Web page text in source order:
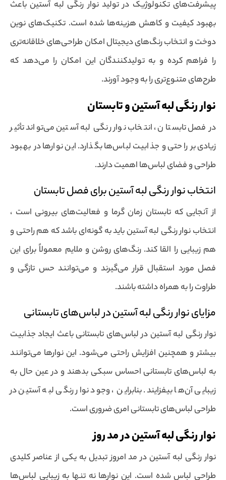
پیشرفت‌های تکنولوژیک در تولید نوار رنگی لبه آستین باعث
بهبود کیفیت و کاهش هزینه‌ها شده است. تکنیک‌های نوین
دوخت و انتخاب رنگ‌های دیجیتال امکان طراحی‌های خلاقانه‌تری
را فراهم کرده و به تولیدکنندگان این امکان را می‌دهد که
طرح‌های متنوع‌تری را به وجود آورند.
نوار رنگی لبه آستین و تابستان
در فصل تابستان ، انتخاب نوار رنگی لبه آستین می‌تواند تأثیر
زیادی بر راحتی و جذابیت لباس‌ها بگذارد. این نوارها در بهبود
طراحی و فضای لباس‌ها اهمیت دارند.
انتخاب نوار رنگی لبه آستین برای فصل تابستان
از آنجایی که تابستان زمان گرما و فعالیت‌های بیرونی است ،
انتخاب نوار رنگی لبه آستین باید به گونه‌ای باشد که هم راحتی و
هم زیبایی را القا کند. رنگ‌های روشن و ملایم معمولاً برای این
فصل مورد استقبال قرار می‌گیرند و می‌توانند حس تازگی و
طراوت را به همراه داشته باشند.
مزایای نوار رنگی لبه آستین در لباس‌های تابستانی
نوار رنگی لبه آستین در لباس‌های تابستانی باعث ایجاد جذابیت
بیشتر و همچنین افزایش راحتی می‌شود. این نوارها می‌توانند
به لباس‌های تابستانی احساس سبکی بدهند و در عین حال به
زیبایی آن‌ها بیفزایند. بنابراین ، وجود نوار رنگی لبه آستین در
طراحی لباس‌های تابستانی امری ضروری است.
نوار رنگی لبه آستین در مد روز
نوار رنگی لبه آستین در مد امروز تبدیل به یکی از عناصر کلیدی
طراحی لباس شده است. این نوارها نه تنها به زیبایی لباس‌ها